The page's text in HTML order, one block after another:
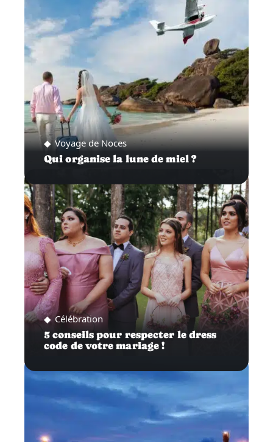
Voyage de Noces
Qui organise la lune de miel ?
Célébration
5 conseils pour respecter le dress
code de votre mariage !